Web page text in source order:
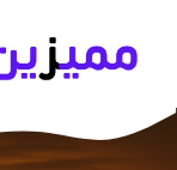
المحتوى